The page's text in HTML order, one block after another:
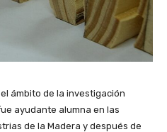
ámbito de la investigación
ayudante alumna en las
de la Madera y después de